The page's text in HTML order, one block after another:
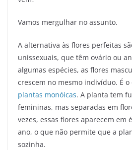
Vamos mergulhar no assunto.
A alternativa às flores perfeitas
unissexuais, que têm ovário ou
algumas espécies, as flores
crescem no mesmo indivíduo. É
plantas monóicas. A planta tem
femininas, mas separadas em
vezes, essas flores aparecem em
ano, o que não permite que a
sozinha.